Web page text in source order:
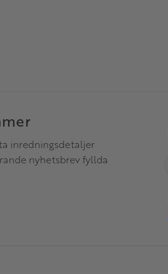
inredningsdetaljer
nyhetsbrev fyllda